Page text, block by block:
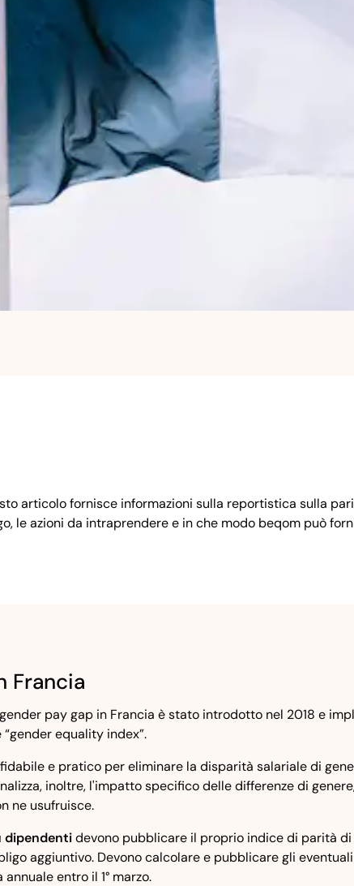
articolo fornisce informazioni sulla reportistica sulla
le azioni da intraprendere e in che modo beqom può
Francia
pay gap in Francia è stato introdotto nel 2018 e
equality index”.
e pratico per eliminare la disparità salariale di
inoltre, l'impatto specifico delle differenze di
ne usufruisce.
dipendentidevono pubblicare il proprio indice di parità di
aggiuntivo. Devono calcolare e pubblicare gli
entro il 1° marzo.